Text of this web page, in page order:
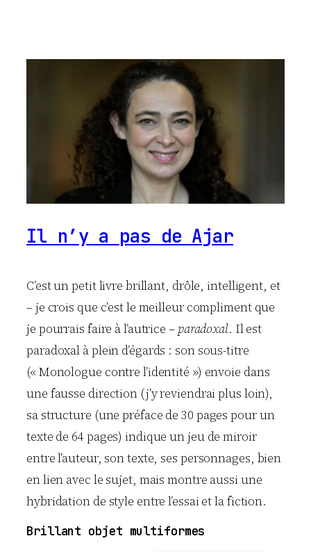
Il n’y a pas de Ajar
C’est un petit livre brillant, drôle, intelligent, et
– je crois que c’est le meilleur compliment que
je pourrais faire à l’autrice – paradoxal. Il est
paradoxal à plein d’égards : son sous-titre
(« Monologue contre l’identité ») envoie dans
une fausse direction (j’y reviendrai plus loin),
sa structure (une préface de 30 pages pour un
texte de 64 pages) indique un jeu de miroir
entre l’auteur, son texte, ses personnages, bien
en lien avec le sujet, mais montre aussi une
hybridation de style entre l’essai et la fiction.
Brillant objet multiformes